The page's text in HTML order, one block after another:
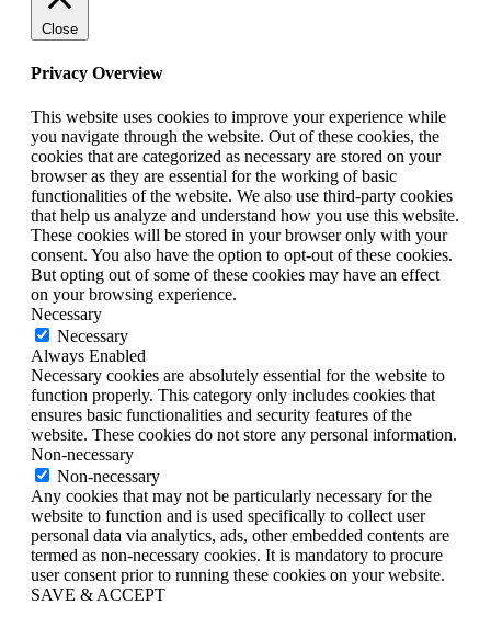
Close
Privacy Overview
This website uses cookies to improve your experience while
you navigate through the website. Out of these cookies, the
cookies that are categorized as necessary are stored on your
browser as they are essential for the working of basic
functionalities of the website. We also use third-party cookies
that help us analyze and understand how you use this website.
These cookies will be stored in your browser only with your
consent. You also have the option to opt-out of these cookies.
But opting out of some of these cookies may have an effect
on your browsing experience.
Necessary
Necessary
Always Enabled
Necessary cookies are absolutely essential for the website to
function properly. This category only includes cookies that
ensures basic functionalities and security features of the
website. These cookies do not store any personal information.
Non-necessary
Non-necessary
Any cookies that may not be particularly necessary for the
website to function and is used specifically to collect user
personal data via analytics, ads, other embedded contents are
termed as non-necessary cookies. It is mandatory to procure
user consent prior to running these cookies on your website.
SAVE & ACCEPT